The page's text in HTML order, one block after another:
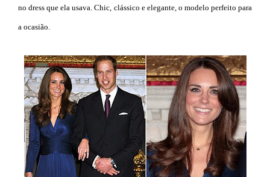
no dress que ela usava. Chic, clássico e elegante, o modelo perfeito para
a ocasião.